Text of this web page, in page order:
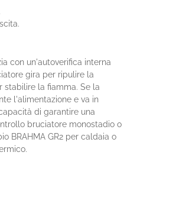
con un'autoverifica interna
gira per ripulire la
stabilire la fiamma. Se la
l'alimentazione e va in
di garantire una
bruciatore monostadio o
BRAHMA GR2 per caldaia o